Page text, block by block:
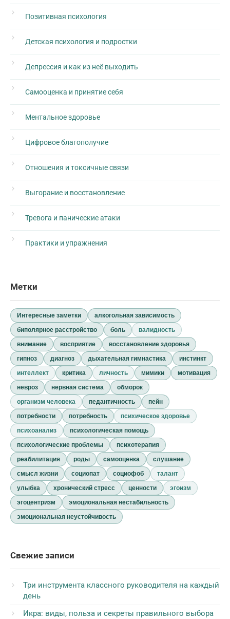
Позитивная психология
Детская психология и подростки
Депрессия и как из неё выходить
Самооценка и принятие себя
Ментальное здоровье
Цифровое благополучие
Отношения и токсичные связи
Выгорание и восстановление
Тревога и панические атаки
Практики и упражнения
Метки
Интересные заметки
алкогольная зависимость
биполярное расстройство
боль
валидность
внимание
восприятие
восстановление здоровья
гипноз
диагноз дыхательная гимнастика
инстинкт
интеллект
критика личность мимики
мотивация
невроз
нервная система
обморок
организм человека
педантичность
пейн
потребности
потребность
психическое здоровье
психоанализ
психологическая помощь
психологические проблемы
психотерапия
реабилитация
роды самооценка
слушание
смысл жизни
социопат социофоб
талант
улыбка
хронический стресс ценности
эгоизм
эгоцентризм
эмоциональная нестабильность
эмоциональная неустойчивость
Свежие записи
Три инструмента классного руководителя на каждый
день
Икра: виды, польза и секреты правильного выбора